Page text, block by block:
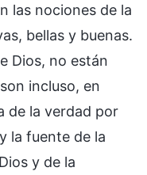
las nociones de la
bellas y buenas.
Dios, no están
incluso, en
de la verdad por
la fuente de la
y de la